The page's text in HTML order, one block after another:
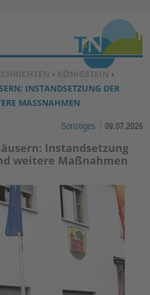
springen ↓
› KÖNIGSTEIN ›
INSTANDSETZUNG DER
MASSNAHMEN
Sonstiges 09.07.2026
Instandsetzung
weitere Maßnahmen